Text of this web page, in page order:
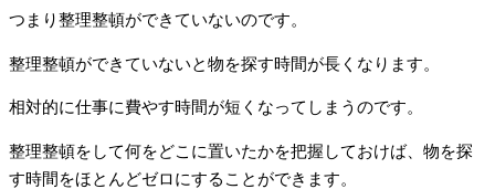
つまり整理整頓ができていないのです。
整理整頓ができていないと物を探す時間が長くなります。
相対的に仕事に費やす時間が短くなってしまうのです。
整理整頓をして何をどこに置いたかを把握しておけば、物を探
す時間をほとんどゼロにすることができます。